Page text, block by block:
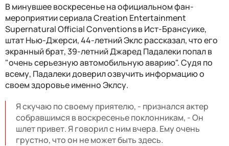
В минувшее воскресенье на официальном фан-
мероприятии сериала Creation Entertainment
Supernatural Official Conventions в Ист-Брансуике,
штат Нью-Джерси, 44-летний Эклс рассказал, что его
экранный брат, 39-летний Джаред Падалеки попал в
"очень серьезную автомобильную аварию". Судя по
всему, Падалеки доверил озвучить информацию о
своем здоровье именно Эклсу.
Я скучаю по своему приятелю, - признался актер
собравшимся в воскресенье поклонникам, - Он
шлет привет. Я говорил с ним вчера. Ему очень
грустно, что он не может быть здесь.